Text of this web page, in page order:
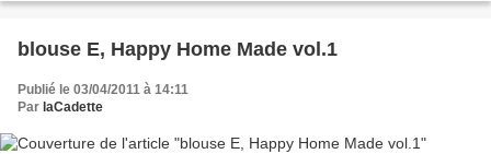
blouse E, Happy Home Made vol.1
Publié le 03/04/2011 à 14:11
Par laCadette